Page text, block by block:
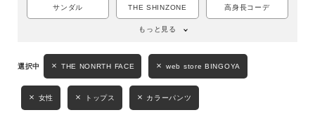
MENS LADIES KIDS
カテゴリ
サンダル THE SHINZONE 高身長コーデ
もっと見る
THE NONRTH FACE web store BINGOYA
女性 トップス カラーパンツ